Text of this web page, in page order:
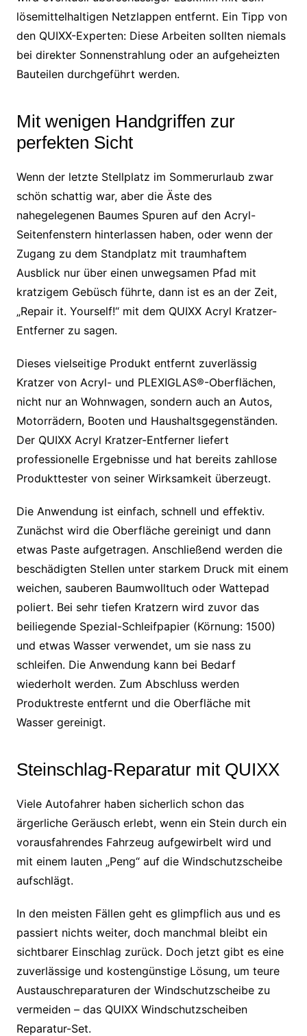
lösemittelhaltigen Netzlappen entfernt. Ein Tipp von
den QUIXX-Experten: Diese Arbeiten sollten niemals
bei direkter Sonnenstrahlung oder an aufgeheizten
Bauteilen durchgeführt werden.
Mit wenigen Handgriffen zur
perfekten Sicht
Wenn der letzte Stellplatz im Sommerurlaub zwar
schön schattig war, aber die Äste des
nahegelegenen Baumes Spuren auf den Acryl-
Seitenfenstern hinterlassen haben, oder wenn der
Zugang zu dem Standplatz mit traumhaftem
Ausblick nur über einen unwegsamen Pfad mit
kratzigem Gebüsch führte, dann ist es an der Zeit,
„Repair it. Yourself!“ mit dem QUIXX Acryl Kratzer-
Entferner zu sagen.
Dieses vielseitige Produkt entfernt zuverlässig
Kratzer von Acryl- und PLEXIGLAS®-Oberflächen,
nicht nur an Wohnwagen, sondern auch an Autos,
Motorrädern, Booten und Haushaltsgegenständen.
Der QUIXX Acryl Kratzer-Entferner liefert
professionelle Ergebnisse und hat bereits zahllose
Produkttester von seiner Wirksamkeit überzeugt.
Die Anwendung ist einfach, schnell und effektiv.
Zunächst wird die Oberfläche gereinigt und dann
etwas Paste aufgetragen. Anschließend werden die
beschädigten Stellen unter starkem Druck mit einem
weichen, sauberen Baumwolltuch oder Wattepad
poliert. Bei sehr tiefen Kratzern wird zuvor das
beiliegende Spezial-Schleifpapier (Körnung: 1500)
und etwas Wasser verwendet, um sie nass zu
schleifen. Die Anwendung kann bei Bedarf
wiederholt werden. Zum Abschluss werden
Produktreste entfernt und die Oberfläche mit
Wasser gereinigt.
Steinschlag-Reparatur mit QUIXX
Viele Autofahrer haben sicherlich schon das
ärgerliche Geräusch erlebt, wenn ein Stein durch ein
vorausfahrendes Fahrzeug aufgewirbelt wird und
mit einem lauten „Peng“ auf die Windschutzscheibe
aufschlägt.
In den meisten Fällen geht es glimpflich aus und es
passiert nichts weiter, doch manchmal bleibt ein
sichtbarer Einschlag zurück. Doch jetzt gibt es eine
zuverlässige und kostengünstige Lösung, um teure
Austauschreparaturen der Windschutzscheibe zu
vermeiden – das QUIXX Windschutzscheiben
Reparatur-Set.